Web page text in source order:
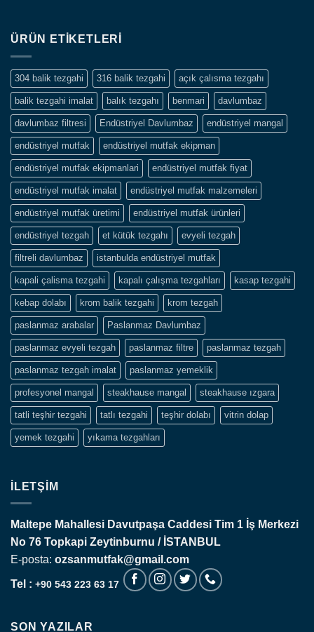
ÜRÜN ETIKETLERI
304 balik tezgahi 316 balik tezgahi açık çalısma tezgahı
balik tezgahi imalat balık tezgahı benmari davlumbaz
davlumbaz filtresi Endüstriyel Davlumbaz endüstriyel mangal
endüstriyel mutfak endüstriyel mutfak ekipman
endüstriyel mutfak ekipmanlari endüstriyel mutfak fiyat
endüstriyel mutfak imalat endüstriyel mutfak malzemeleri
endüstriyel mutfak üretimi endüstriyel mutfak ürünleri
endüstriyel tezgah et kütük tezgahı evyeli tezgah
filtreli davlumbaz istanbulda endüstriyel mutfak
kapali çalisma tezgahi kapalı çalışma tezgahları kasap tezgahi
kebap dolabı krom balik tezgahi krom tezgah
paslanmaz arabalar Paslanmaz Davlumbaz
paslanmaz evyeli tezgah paslanmaz filtre paslanmaz tezgah
paslanmaz tezgah imalat paslanmaz yemeklik
profesyonel mangal steakhause mangal steakhause ızgara
tatli teşhir tezgahi tatlı tezgahi teşhir dolabı vitrin dolap
yemek tezgahi yıkama tezgahları
İLETŞIM
Maltepe Mahallesi Davutpaşa Caddesi Tim 1 İş Merkezi
No 76 Topkapi Zeytinburnu / İSTANBUL
E-posta: ozsanmutfak@gmail.com
Tel : +90 543 223 63 17
SON YAZILAR